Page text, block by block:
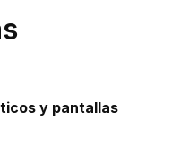
y pantallas